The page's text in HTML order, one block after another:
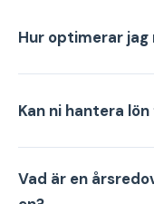
Hur optimerar jag
Kan ni hantera
Vad är en